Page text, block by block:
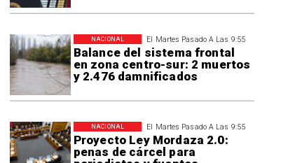
El Martes Pasado A Las 9:55
Balance del sistema frontal
en zona centro-sur: 2 muertos
y 2.476 damnificados
NACIONAL
El Martes Pasado A Las 9:55
Proyecto Ley Mordaza 2.0:
penas de cárcel para
NACIONAL